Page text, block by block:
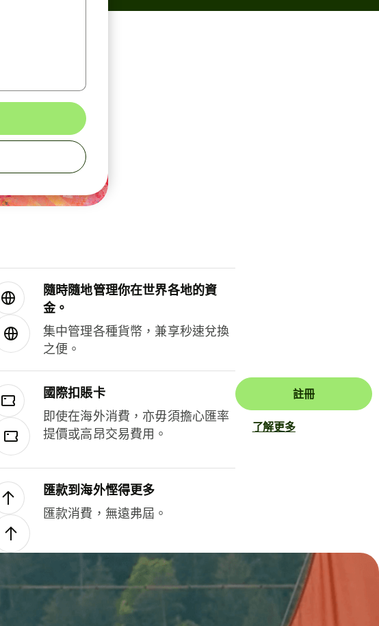
隨時隨地管理你在世界各地的資
金。
集中管理各種貨幣，兼享秒速兌換
之便。
國際扣賬卡
即使在海外消費，亦毋須擔心匯率
提價或高昂交易費用。
匯款到海外慳得更多
匯款消費，無遠弗屆。
註冊
了解更多